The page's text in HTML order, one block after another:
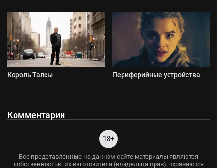
Король Талсы Периферийные устройства
Комментарии
18+
Все представленные на данном сайте материалы являются
собственностью их изготовителя (владельца прав), охраняются